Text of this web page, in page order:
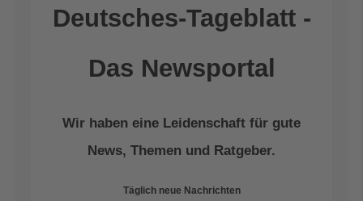
Deutsches-Tageblatt -
Das Newsportal
Wir haben eine Leidenschaft für gute
News, Themen und Ratgeber.
Täglich neue Nachrichten